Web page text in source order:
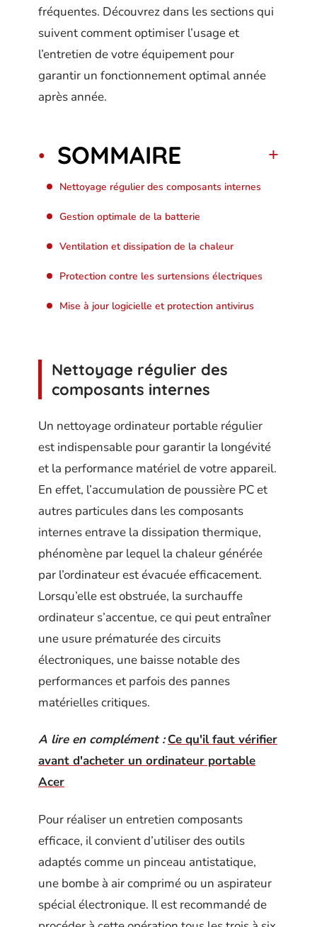
fréquentes. Découvrez dans les sections qui
suivent comment optimiser l’usage et
l’entretien de votre équipement pour
garantir un fonctionnement optimal année
après année.
SOMMAIRE
Nettoyage régulier des composants internes
Gestion optimale de la batterie
Ventilation et dissipation de la chaleur
Protection contre les surtensions électriques
Mise à jour logicielle et protection antivirus
Nettoyage régulier des
composants internes
Un nettoyage ordinateur portable régulier
est indispensable pour garantir la longévité
et la performance matériel de votre appareil.
En effet, l’accumulation de poussière PC et
autres particules dans les composants
internes entrave la dissipation thermique,
phénomène par lequel la chaleur générée
par l’ordinateur est évacuée efficacement.
Lorsqu’elle est obstruée, la surchauffe
ordinateur s’accentue, ce qui peut entraîner
une usure prématurée des circuits
électroniques, une baisse notable des
performances et parfois des pannes
matérielles critiques.
A lire en complément : Ce qu'il faut vérifier
avant d'acheter un ordinateur portable
Acer
Pour réaliser un entretien composants
efficace, il convient d’utiliser des outils
adaptés comme un pinceau antistatique,
une bombe à air comprimé ou un aspirateur
spécial électronique. Il est recommandé de